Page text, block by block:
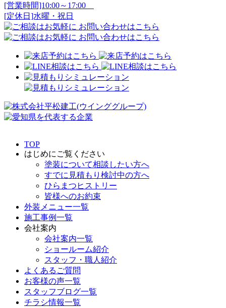
[営業時間]10:00～17:00
[定休日]水曜・祝日
TOP
はじめにご覧ください
塗装について相談したい方へ
すでに見積もり検討中の方へ
ひらまつヒストリー
皆様へのお約束
外装メニュー一覧
施工事例一覧
会社案内
会社案内一覧
ショールーム紹介
スタッフ・職人紹介
よくあるご質問
お客様の声一覧
スタッフブログ一覧
チラシ情報一覧